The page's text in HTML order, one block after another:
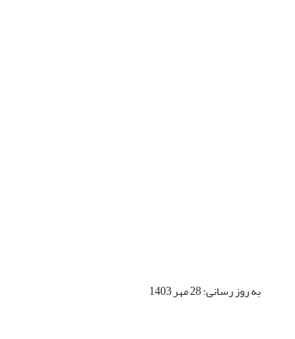
به روز رسانی: 28 مهر 1403